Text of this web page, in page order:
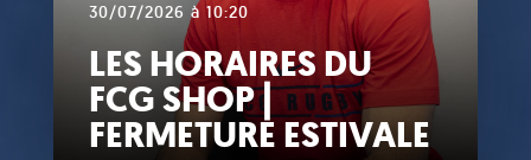
30/07/2026 à 10:20
LES HORAIRES DU
FCG SHOP |
FERMETURE ESTIVALE